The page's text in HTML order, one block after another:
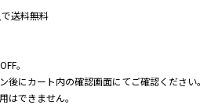
送料無料
。
にカート内の確認画面にてご確認ください。
できません。